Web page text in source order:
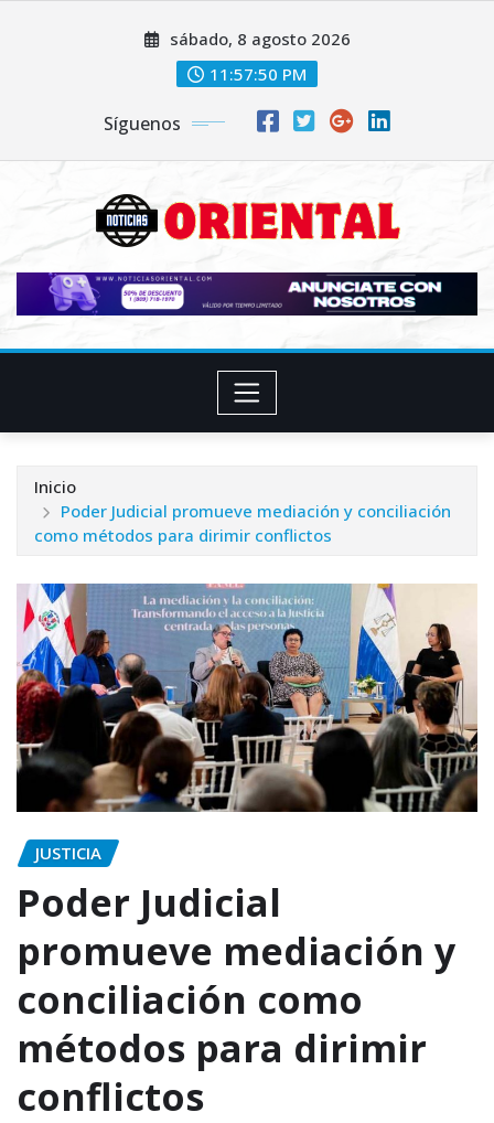
sábado, 8 agosto 2026
11:57:52 PM
Síguenos
Inicio
Poder Judicial promueve mediación y conciliación
como métodos para dirimir conflictos
JUSTICIA
Poder Judicial
promueve mediación y
conciliación como
métodos para dirimir
conflictos